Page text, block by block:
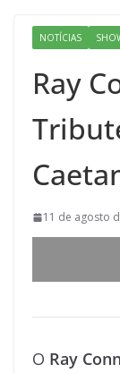
NOTÍCIAS
Ray
11 de agosto
O Ray